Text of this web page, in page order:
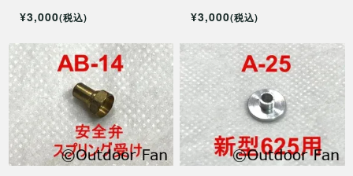
¥3,000(税込)
¥3,000(税込)